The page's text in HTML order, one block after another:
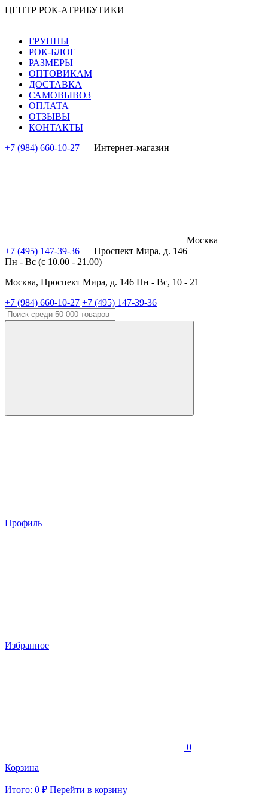
ЦЕНТР РОК-АТРИБУТИКИ
ГРУППЫ
РОК-БЛОГ
РАЗМЕРЫ
ОПТОВИКАМ
ДОСТАВКА
САМОВЫВОЗ
ОПЛАТА
ОТЗЫВЫ
КОНТАКТЫ
+7 (984) 660-10-27 — Интернет-магазин
Москва
+7 (495) 147-39-36 — Проспект Мира, д. 146
Пн - Вс (c 10.00 - 21.00)
Москва, Проспект Мира, д. 146 Пн - Вс, 10 - 21
+7 (984) 660-10-27 +7 (495) 147-39-36
Профиль
Избранное
0
Корзина
Итого: 0 ₽ Перейти в корзину